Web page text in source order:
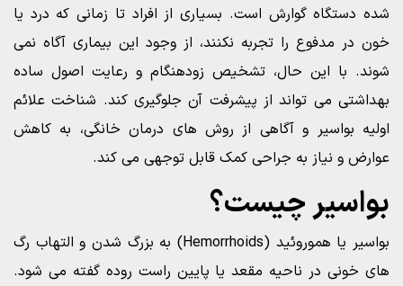
شده دستگاه گوارش است. بسیاری از افراد تا زمانی که درد یا
خون در مدفوع را تجربه نکنند، از وجود این بیماری آگاه نمی
شوند. با این حال، تشخیص زودهنگام و رعایت اصول ساده
بهداشتی می تواند از پیشرفت آن جلوگیری کند. شناخت علائم
اولیه بواسیر و آگاهی از روش های درمان خانگی، به کاهش
عوارض و نیاز به جراحی کمک قابل توجهی می کند.
بواسیر چیست؟
بواسیر یا هموروئید (Hemorrhoids) به بزرگ شدن و التهاب رگ
های خونی در ناحیه مقعد یا پایین راست روده گفته می شود.